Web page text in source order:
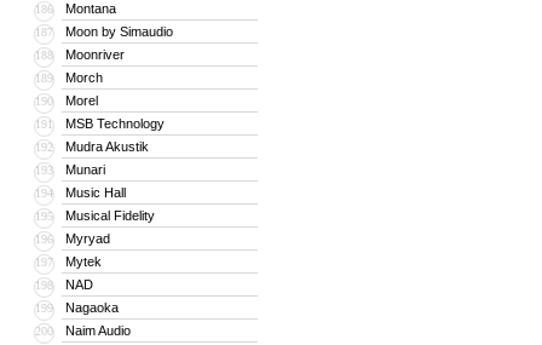
186 Montana
187 Moon by Simaudio
188 Moonriver
189 Morch
190 Morel
191 MSB Technology
192 Mudra Akustik
193 Munari
194 Music Hall
195 Musical Fidelity
196 Myryad
197 Mytek
198 NAD
199 Nagaoka
200 Naim Audio